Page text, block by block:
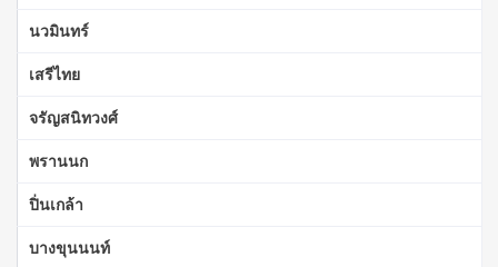
นวมินทร์
เสรีไทย
จรัญสนิทวงศ์
พรานนก
ปิ่นเกล้า
บางขุนนนท์